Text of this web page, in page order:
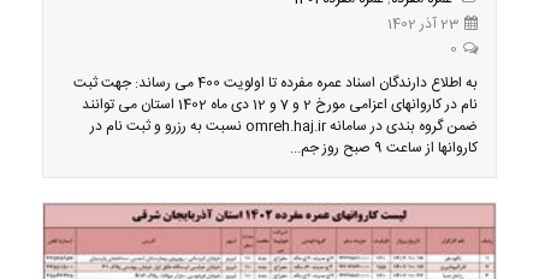
23 آذر 1402
0
به اطلاع دارندگان اسناد عمره مفرده تا اولویت 400 می رساند: جهت ثبت
نام در کاروانهای اعزامی مورخ 2 و 7 و 12 دی ماه 1402 استان می توانند
ضمن گروه بندی در سامانه omreh.haj.ir نسبت به رزرو و ثبت نام در
کاروانها از ساعت 9 صبح روز جم...